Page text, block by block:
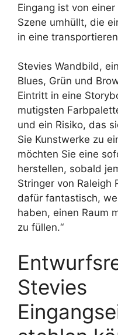
Eingang ist von
Szene umhüllt, die
in eine
Stevies Wandbild,
Blues, Grün und
Eintritt in eine
mutigsten
und ein Risiko, das
Sie Kunstwerke zu
möchten Sie eine
herstellen, sobald
Stringer von Raleigh
dafür fantastisch,
haben, einen Raum
zu füllen.“
Stevies